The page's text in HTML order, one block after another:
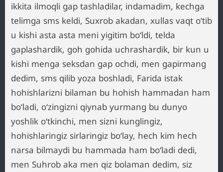
ikkita ilmoqli gap tashladilar, indamadim, kechga
telimga sms keldi, Suxrob akadan, xullas vaqt o‘tib
u kishi asta asta meni yigitim bo‘ldi, telda
gaplashardik, goh gohida uchrashardik, bir kun u
kishi menga seksdan gap ochdi, men gapirmang
dedim, sms qilib yoza boshladi, Farida istak
hohishlarizni bilaman bu hohish hammadan ham
bo‘ladi, o‘zingizni qiynab yurmang bu dunyo
yoshlik o‘tkinchi, men sizni kunglingiz,
hohishlaringiz sirlaringiz bo‘lay, hech kim hech
narsa bilmaydi bu hammada ham bo‘ladi dedi,
men Suhrob aka men qiz bolaman dedim, siz